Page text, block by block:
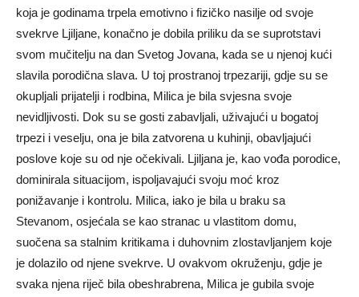
koja je godinama trpela emotivno i fizičko nasilje od svoje
svekrve Ljiljane, konačno je dobila priliku da se suprotstavi
svom mučitelju na dan Svetog Jovana, kada se u njenoj kući
slavila porodična slava. U toj prostranoj trpezariji, gdje su se
okupljali prijatelji i rodbina, Milica je bila svjesna svoje
nevidljivosti. Dok su se gosti zabavljali, uživajući u bogatoj
trpezi i veselju, ona je bila zatvorena u kuhinji, obavljajući
poslove koje su od nje očekivali. Ljiljana je, kao vođa porodice,
dominirala situacijom, ispoljavajući svoju moć kroz
ponižavanje i kontrolu. Milica, iako je bila u braku sa
Stevanom, osjećala se kao stranac u vlastitom domu,
suočena sa stalnim kritikama i duhovnim zlostavljanjem koje
je dolazilo od njene svekrve. U ovakvom okruženju, gdje je
svaka njena riječ bila obeshrabrena, Milica je gubila svoje